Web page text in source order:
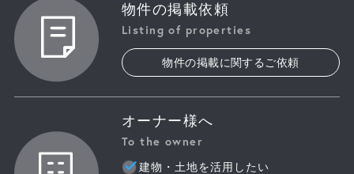
物件の掲載依頼
Listing of properties
物件の掲載に関するご依頼
オーナー様へ
To the owner
建物・土地を活用したい